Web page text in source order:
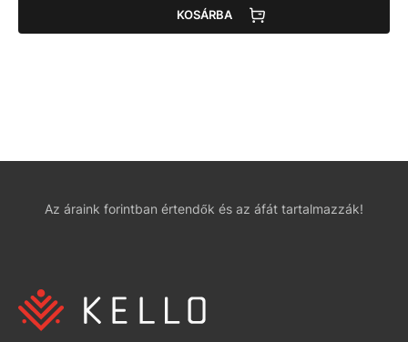
KOSÁRBA
Az áraink forintban értendők és az áfát tartalmazzák!